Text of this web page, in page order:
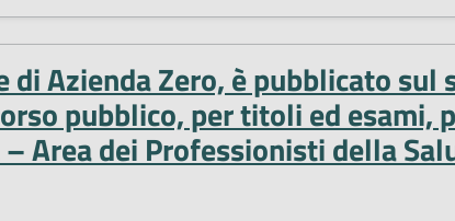
Azienda Zero, è pubblicato sul
pubblico, per titoli ed esami,
Area dei Professionisti della